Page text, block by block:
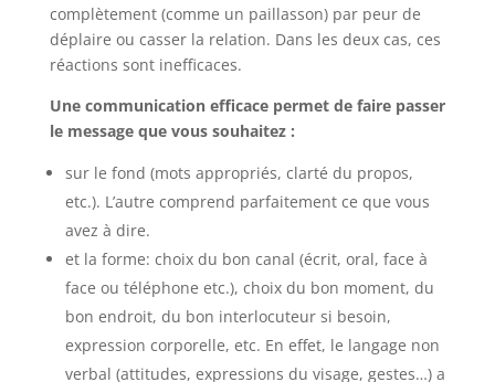
complètement (comme un paillasson) par peur de
déplaire ou casser la relation. Dans les deux cas, ces
réactions sont inefficaces.
Une communication efficace permet de faire passer
le message que vous souhaitez :
sur le fond (mots appropriés, clarté du propos,
etc.). L’autre comprend parfaitement ce que vous
avez à dire.
et la forme: choix du bon canal (écrit, oral, face à
face ou téléphone etc.), choix du bon moment, du
bon endroit, du bon interlocuteur si besoin,
expression corporelle, etc. En effet, le langage non
verbal (attitudes, expressions du visage, gestes…) a